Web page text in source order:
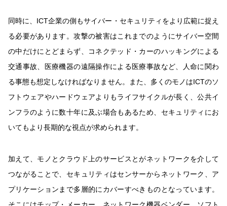
同時に、ICT企業の側もサイバー・セキュリティをより広範に捉え
る必要があります。攻撃の被害はこれまでのようにサイバー空間
の中だけにとどまらず、コネクテッド・カーのハッキングによる
交通事故、医療機器の遠隔操作による医療事故など、人命に関わ
る事態も想定しなければなりません。また、多くのモノはICTのソ
フトウェアやハードウェアよりもライフサイクルが長く、公共イ
ンフラのように数十年に及ぶ場合もあるため、セキュリティにお
いてもより長期的な視点が求められます。
加えて、モノとクラウド上のサービスとがネットワークを介して
つながることで、セキュリティはセンサーからネットワーク、ア
プリケーションまで多層的にカバーすべきものとなっています。